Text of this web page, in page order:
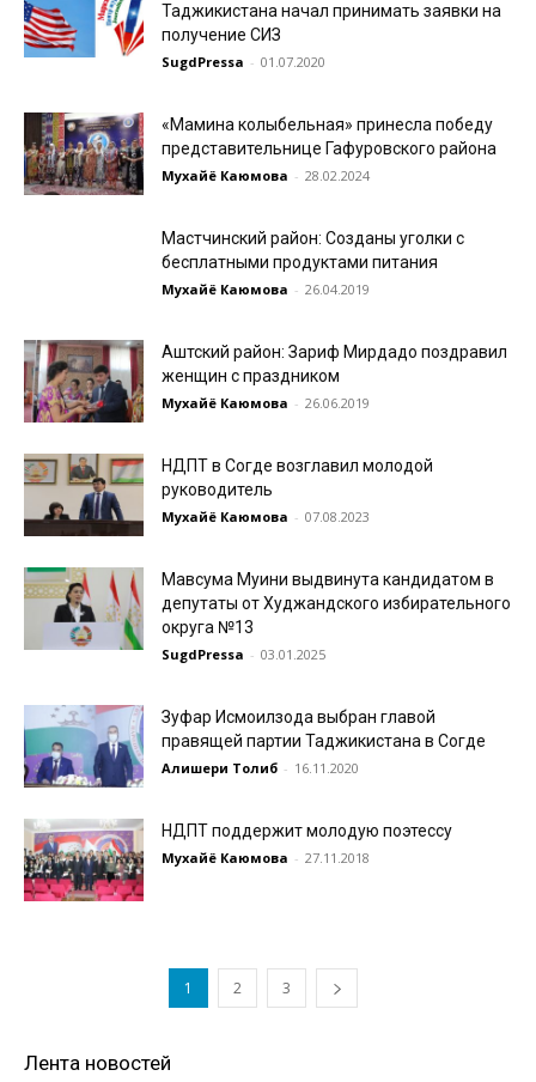
Таджикистана начал принимать заявки на
получение СИЗ
SugdPressa - 01.07.2020
«Мамина колыбельная» принесла победу
представительнице Гафуровского района
Мухайё Каюмова - 28.02.2024
Мастчинский район: Созданы уголки с
бесплатными продуктами питания
Мухайё Каюмова - 26.04.2019
Аштский район: Зариф Мирдадо поздравил
женщин с праздником
Мухайё Каюмова - 26.06.2019
НДПТ в Согде возглавил молодой
руководитель
Мухайё Каюмова - 07.08.2023
Мавсума Муини выдвинута кандидатом в
депутаты от Худжандского избирательного
округа №13
SugdPressa - 03.01.2025
Зуфар Исмоилзода выбран главой
правящей партии Таджикистана в Согде
Алишери Толиб - 16.11.2020
НДПТ поддержит молодую поэтессу
Мухайё Каюмова - 27.11.2018
1 2 3
Лента новостей